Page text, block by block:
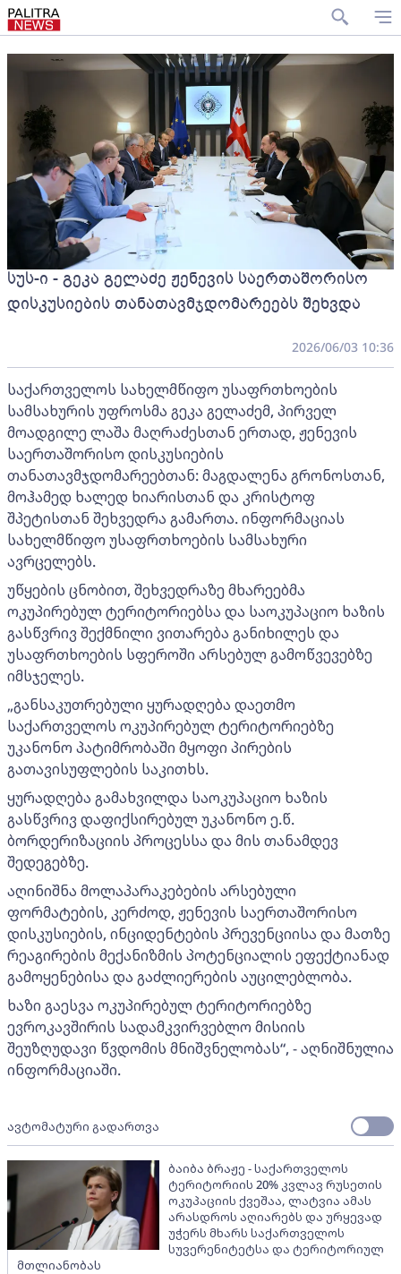
სუს-ი - გეკა გელაძე ჟენევის საერთაშორისო
დისკუსიების თანათავმჯდომარეებს შეხვდა
2026/06/03 10:36
საქართველოს სახელმწიფო უსაფრთხოების
სამსახურის უფროსმა გეკა გელაძემ, პირველ
მოადგილე ლაშა მაღრაძესთან ერთად, ჟენევის
საერთაშორისო დისკუსიების
თანათავმჯდომარეებთან: მაგდალენა გრონოსთან,
მოჰამედ ხალედ ხიარისთან და კრისტოფ
შპეტისთან შეხვედრა გამართა. ინფორმაციას
სახელმწიფო უსაფრთხოების სამსახური
ავრცელებს.
უწყების ცნობით, შეხვედრაზე მხარეებმა
ოკუპირებულ ტერიტორიებსა და საოკუპაციო ხაზის
გასწვრივ შექმნილი ვითარება განიხილეს და
უსაფრთხოების სფეროში არსებულ გამოწვევებზე
იმსჯელეს.
„განსაკუთრებული ყურადღება დაეთმო
საქართველოს ოკუპირებულ ტერიტორიებზე
უკანონო პატიმრობაში მყოფი პირების
გათავისუფლების საკითხს.
ყურადღება გამახვილდა საოკუპაციო ხაზის
გასწვრივ დაფიქსირებულ უკანონო ე.წ.
ბორდერიზაციის პროცესსა და მის თანამდევ
შედეგებზე.
აღინიშნა მოლაპარაკებების არსებული
ფორმატების, კერძოდ, ჟენევის საერთაშორისო
დისკუსიების, ინციდენტების პრევენციისა და მათზე
რეაგირების მექანიზმის პოტენციალის ეფექტიანად
გამოყენებისა და გაძლიერების აუცილებლობა.
ხაზი გაესვა ოკუპირებულ ტერიტორიებზე
ევროკავშირის სადამკვირვებლო მისიის
შეუზღუდავი წვდომის მნიშვნელობას“, - აღნიშნულია
ინფორმაციაში.
ავტომატური გადართვა
ბაიბა ბრაჟე - საქართველოს
ტერიტორიის 20% კვლავ რუსეთის
ოკუპაციის ქვეშაა, ლატვია ამას
არასდროს აღიარებს და ურყევად
უჭერს მხარს საქართველოს
სუვერენიტეტსა და ტერიტორიულ
მთლიანობას